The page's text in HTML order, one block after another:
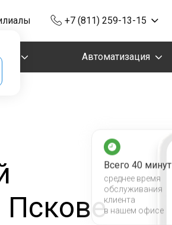
+7 (811) 259-13-15
Автоматизация
Пскове
Всего 40 минут
среднее время
обслуживания
клиента
в нашем офисе